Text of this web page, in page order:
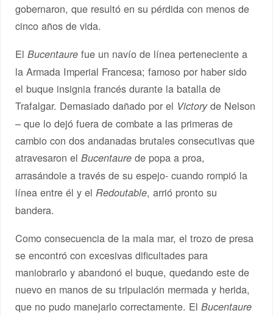
gobernaron, que resultó en su pérdida con menos de
cinco años de vida.
ElBucentaure fue un navío de línea perteneciente a
la Armada Imperial Francesa; famoso por haber sido
el buque insignia francés durante la batalla de
Trafalgar. Demasiado dañado por el Victoryde Nelson
– que lo dejó fuera de combate a las primeras de
cambio con dos andanadas brutales consecutivas que
atravesaron elBucentaure de popa a proa,
arrasándole a través de su espejo- cuando rompió la
línea entre él y elRedoutable, arrió pronto su
bandera.
Como consecuencia de la mala mar, el trozo de presa
se encontró con excesivas dificultades para
maniobrarlo y abandonó el buque, quedando este de
nuevo en manos de su tripulación mermada y herida,
que no pudo manejarlo correctamente. ElBucentaure